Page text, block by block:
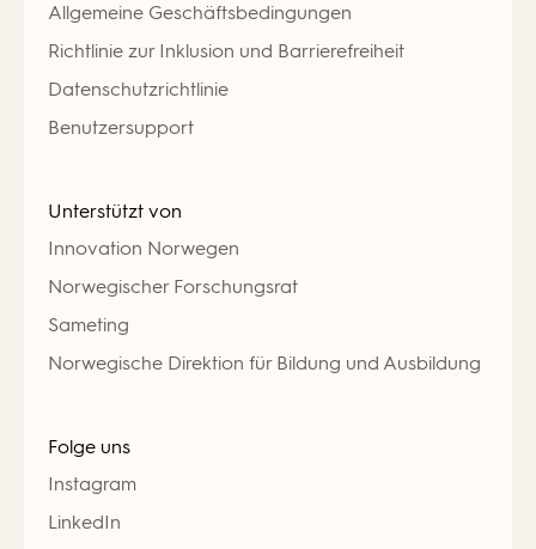
Allgemeine Geschäftsbedingungen
Richtlinie zur Inklusion und Barrierefreiheit
Datenschutzrichtlinie
Benutzersupport
Unterstützt von
Innovation Norwegen
Norwegischer Forschungsrat
Sameting
Norwegische Direktion für Bildung und Ausbildung
Folge uns
Instagram
LinkedIn